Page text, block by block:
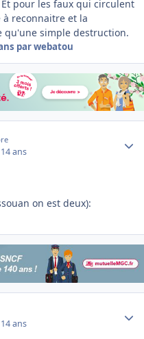
pour les faux qui circulent
reconnaitre et la
qu'une simple destruction.
par webatou
14 ans
on est deux):
14 ans